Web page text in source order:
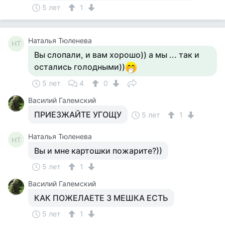
5 лет 1
НТ Наталья Тюленева
Вы слопали, и вам хорошо)) а мы ... так и
остались голодными))
5 лет 4
0
Василий Галемский
ПРИЕЗЖАЙТЕ УГОЩУ 5 лет 1
НТ Наталья Тюленева
Вы и мне картошки пожарите?))
5 лет
1
Василий Галемский
КАК ПОЖЕЛАЕТЕ 3 МЕШКА ЕСТЬ
5 лет 1